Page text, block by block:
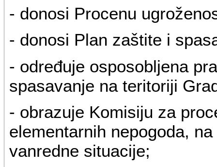
- donosi Procenu
- donosi Plan zaštite i
- određuje osposobljena
spasavanje na teritoriji
- obrazuje Komisiju za
elementarnih nepogoda,
vanredne situacije;